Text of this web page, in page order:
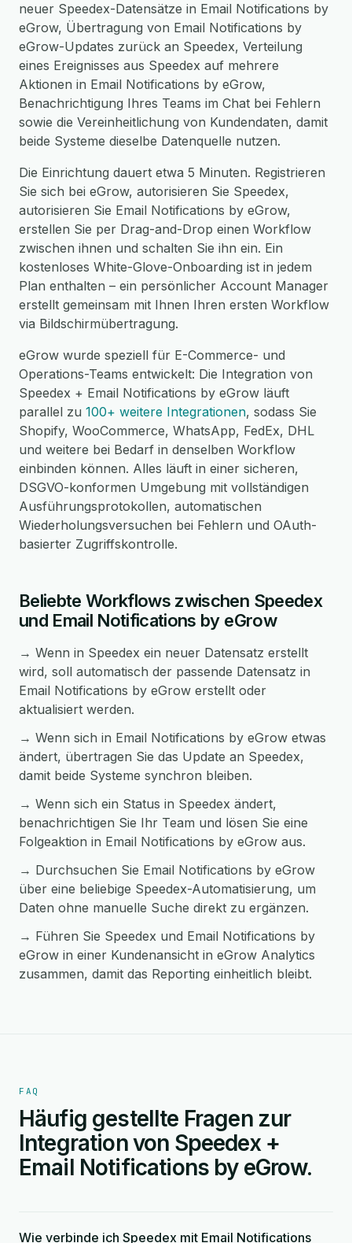
neuer Speedex-Datensätze in Email Notifications by
eGrow, Übertragung von Email Notifications by
eGrow-Updates zurück an Speedex, Verteilung
eines Ereignisses aus Speedex auf mehrere
Aktionen in Email Notifications by eGrow,
Benachrichtigung Ihres Teams im Chat bei Fehlern
sowie die Vereinheitlichung von Kundendaten, damit
beide Systeme dieselbe Datenquelle nutzen.
Die Einrichtung dauert etwa 5 Minuten. Registrieren
Sie sich bei eGrow, autorisieren Sie Speedex,
autorisieren Sie Email Notifications by eGrow,
erstellen Sie per Drag-and-Drop einen Workflow
zwischen ihnen und schalten Sie ihn ein. Ein
kostenloses White-Glove-Onboarding ist in jedem
Plan enthalten – ein persönlicher Account Manager
erstellt gemeinsam mit Ihnen Ihren ersten Workflow
via Bildschirmübertragung.
eGrow wurde speziell für E-Commerce- und
Operations-Teams entwickelt: Die Integration von
Speedex + Email Notifications by eGrow läuft
parallel zu 100+ weitere Integrationen, sodass Sie
Shopify, WooCommerce, WhatsApp, FedEx, DHL
und weitere bei Bedarf in denselben Workflow
einbinden können. Alles läuft in einer sicheren,
DSGVO-konformen Umgebung mit vollständigen
Ausführungsprotokollen, automatischen
Wiederholungsversuchen bei Fehlern und OAuth-
basierter Zugriffskontrolle.
Beliebte Workflows zwischen Speedex
und Email Notifications by eGrow
→ Wenn in Speedex ein neuer Datensatz erstellt
wird, soll automatisch der passende Datensatz in
Email Notifications by eGrow erstellt oder
aktualisiert werden.
→ Wenn sich in Email Notifications by eGrow etwas
ändert, übertragen Sie das Update an Speedex,
damit beide Systeme synchron bleiben.
→ Wenn sich ein Status in Speedex ändert,
benachrichtigen Sie Ihr Team und lösen Sie eine
Folgeaktion in Email Notifications by eGrow aus.
→ Durchsuchen Sie Email Notifications by eGrow
über eine beliebige Speedex-Automatisierung, um
Daten ohne manuelle Suche direkt zu ergänzen.
→ Führen Sie Speedex und Email Notifications by
eGrow in einer Kundenansicht in eGrow Analytics
zusammen, damit das Reporting einheitlich bleibt.
FAQ
Häufig gestellte Fragen zur
Integration von Speedex +
Email Notifications by eGrow.
Wie verbinde ich Speedex mit Email Notifications